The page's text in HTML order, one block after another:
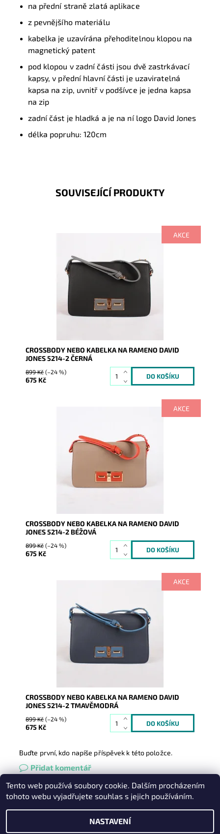
na přední straně zlatá aplikace
z pevnějšího materiálu
kabelka je uzavírána přehoditelnou klopou na
magnetický patent
pod klopou v zadní části jsou dvě zastrkávací
kapsy, v přední hlavní části je uzaviratelná
kapsa na zip, uvnitř v podšívce je jedna kapsa
na zip
zadní část je hladká a je na ní logo David Jones
délka popruhu: 120cm
SOUVISEJÍCÍ PRODUKTY
AKCE
nabízí nadčasovou kombinaci barev a doplňků, nošení
David Jones Paris
CROSSBODY NEBO KABELKA NA RAMENO DAVID
JONES 5214-2 ČERNÁ
899 Kč(–24 %)
675 Kč
AKCE
nabízí nadčasovou kombinaci barev a doplňků, nošení
Skladem
1901
David Jones Paris
2 roky
CROSSBODY NEBO KABELKA NA RAMENO DAVID
JONES 5214-2 BÉŽOVÁ
899 Kč(–24 %)
675 Kč
AKCE
kabelka nabízí nadčasovou kombinaci barev a
doplňků, nošení na...
Skladem
1900
David Jones Paris
CROSSBODY NEBO KABELKA NA RAMENO DAVID
JONES 5214-2 TMAVĚMODRÁ
899 Kč(–24 %)
675 Kč
Buďte první, kdo napíše příspěvek k této položce.
Přidat komentář
Heureka.cz | Zboží.cz Oázakabelek
Tento web používá soubory cookie. Dalším procházením
tohoto webu vyjadřujete souhlas s jejich používáním.
NASTAVENÍ